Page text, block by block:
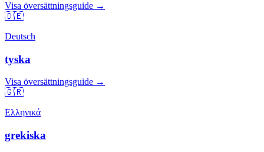
Visa översättningsguide →
🇩🇪
Deutsch
tyska
Visa översättningsguide →
🇬🇷
Ελληνικά
grekiska